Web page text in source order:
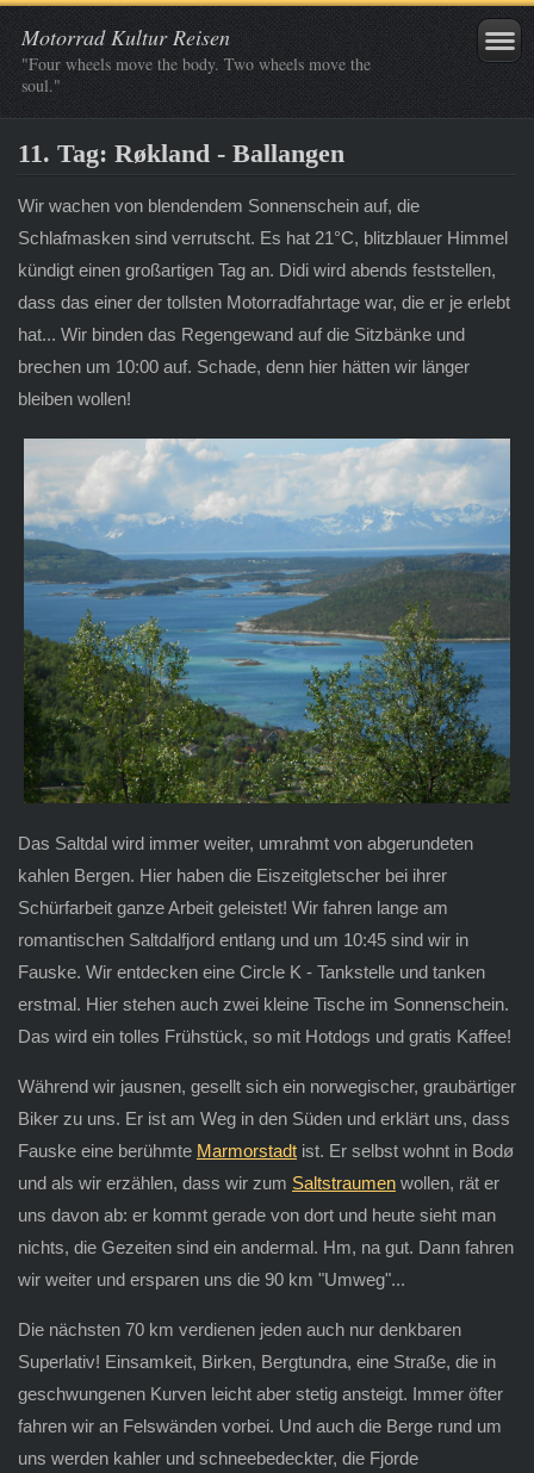
Motorrad Kultur Reisen
"Four wheels move the body. Two wheels move the
soul."
11. Tag: Røkland - Ballangen
Wir wachen von blendendem Sonnenschein auf, die
Schlafmasken sind verrutscht. Es hat 21°C, blitzblauer Himmel
kündigt einen großartigen Tag an. Didi wird abends feststellen,
dass das einer der tollsten Motorradfahrtage war, die er je erlebt
hat... Wir binden das Regengewand auf die Sitzbänke und
brechen um 10:00 auf. Schade, denn hier hätten wir länger
bleiben wollen!
Das Saltdal wird immer weiter, umrahmt von abgerundeten
kahlen Bergen. Hier haben die Eiszeitgletscher bei ihrer
Schürfarbeit ganze Arbeit geleistet! Wir fahren lange am
romantischen Saltdalfjord entlang und um 10:45 sind wir in
Fauske. Wir entdecken eine Circle K - Tankstelle und tanken
erstmal. Hier stehen auch zwei kleine Tische im Sonnenschein.
Das wird ein tolles Frühstück, so mit Hotdogs und gratis Kaffee!
Während wir jausnen, gesellt sich ein norwegischer, graubärtiger
Biker zu uns. Er ist am Weg in den Süden und erklärt uns, dass
Fauske eine berühmte Marmorstadtist. Er selbst wohnt in Bodø
und als wir erzählen, dass wir zum Saltstraumenwollen, rät er
uns davon ab: er kommt gerade von dort und heute sieht man
nichts, die Gezeiten sind ein andermal. Hm, na gut. Dann fahren
wir weiter und ersparen uns die 90 km "Umweg"...
Die nächsten 70 km verdienen jeden auch nur denkbaren
Superlativ! Einsamkeit, Birken, Bergtundra, eine Straße, die in
geschwungenen Kurven leicht aber stetig ansteigt. Immer öfter
fahren wir an Felswänden vorbei. Und auch die Berge rund um
uns werden kahler und schneebedeckter, die Fjorde